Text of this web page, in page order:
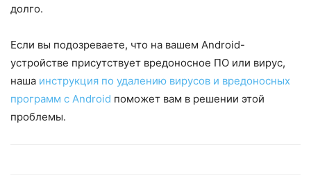
долго.
Если вы подозреваете, что на вашем Android-
устройстве присутствует вредоносное ПО или вирус,
наша инструкция по удалению вирусов и вредоносных
программ с Android поможет вам в решении этой
проблемы.